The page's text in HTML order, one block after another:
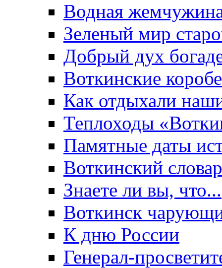
Водная
Зеленый мир
Добрый дух
Воткинские
Как отдыхали
Теплоходы
Памятные даты
Воткинский
Знаете ли вы, что...
Воткинск
К дню России
Генерал-